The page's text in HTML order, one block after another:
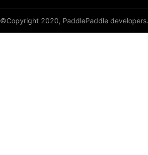
©Copyright 2020, PaddlePaddle developers.